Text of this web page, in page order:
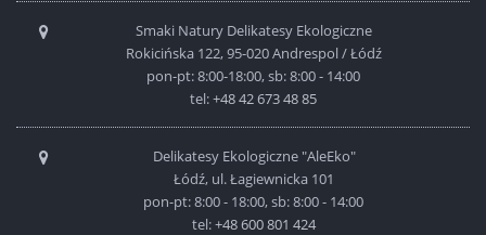
Smaki Natury Delikatesy Ekologiczne
Rokicińska 122, 95-020 Andrespol / Łódź
pon-pt: 8:00-18:00, sb: 8:00 - 14:00
tel:+48 42 673 48 85
Delikatesy Ekologiczne "AleEko"
Łódź, ul. Łagiewnicka 101
pon-pt: 8:00 - 18:00, sb: 8:00 - 14:00
tel:+48 600 801 424